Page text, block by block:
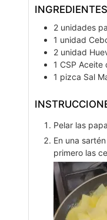
INGREDIENTES
2 unidades
1 unidad
2 unidad
1 CSP Aceite
1 pizca Sal
Pelar las
En una
primero las